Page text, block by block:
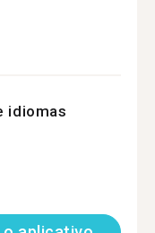
idiomas